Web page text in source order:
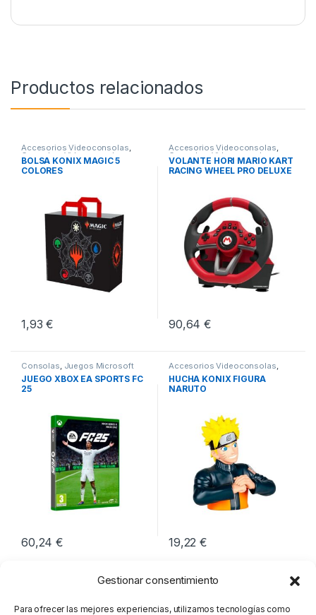
Gestionar consentimiento
Para ofrecer las mejores experiencias, utilizamos tecnologías como
Productos relacionados
Accesorios Videoconsolas,
Consolas,Videoconsolas
BOLSA KONIX MAGIC 5
COLORES
1,93€
Accesorios Videoconsolas,
Consolas,Videoconsolas
VOLANTE HORI MARIO KART
RACING WHEEL PRO DELUXE
90,64€
Consolas, Juegos Microsoft
Xbox, Videoconsolas
JUEGO XBOX EA SPORTS FC
25
60,24€
Accesorios Videoconsolas,
Consolas,Videoconsolas
HUCHA KONIX FIGURA
NARUTO
19,22€